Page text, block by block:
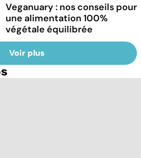
Veganuary : nos conseils pour
une alimentation 100%
végétale équilibrée
Voir plus